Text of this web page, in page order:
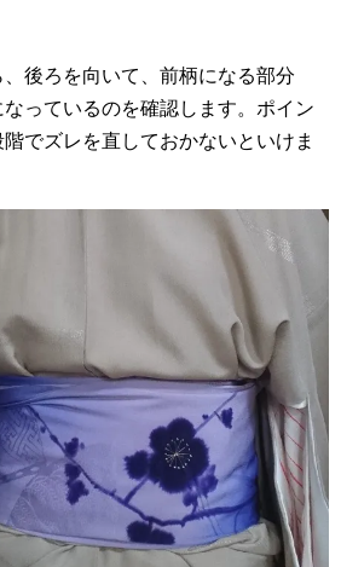
後ろを向いて、前柄になる部分
っているのを確認します。ポイン
でズレを直しておかないといけま